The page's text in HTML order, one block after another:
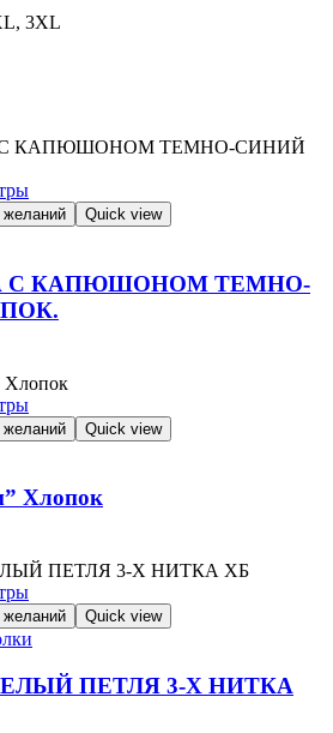
3XL
желаний Quick view
С КАПЮШОНОМ ТЕМНО-
желаний Quick view
Хлопок
желаний Quick view
ПЕТЛЯ 3-Х НИТКА